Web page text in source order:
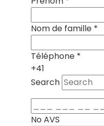
Nom de famille *
Téléphone *
+41
Search
No AVS